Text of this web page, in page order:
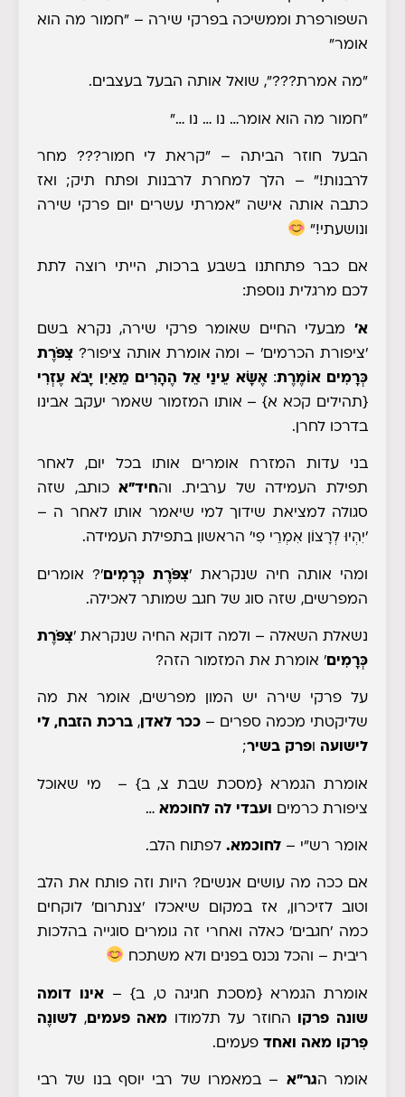
השפורפרת וממשיכה בפרקי שירה – "חמור מה הוא
אומר"
"מה אמרת???", שואל אותה הבעל בעצבים.
"חמור מה הוא אומר… נו … נו …"
הבעל חוזר הביתה – "קראת לי חמור??? מחר
לרבנות!" – הלך למחרת לרבנות ופתח תיק; ואז
כתבה אותה אישה "אמרתי עשרים יום פרקי שירה
ונושעתי!"
אם כבר פתחתנו בשבע ברכות, הייתי רוצה לתת
לכם מרגלית נוספת:
א' מבעלי החיים שאומר פרקי שירה, נקרא בשם
'ציפורת הכרמים' – ומה אומרת אותה ציפור? צִפֹּרֶת
כְּרָמִים אוֹמֶרֶת: אֶשָּׂא עֵינַי אֵל הֶהָרִים מֵאַיִן יָבֹא עֶזְרִי
{תהילים קכא א}– אותו המזמור שאמר יעקב אבינו
בדרכו לחרן.
בני עדות המזרח אומרים אותו בכל יום, לאחר
תפילת העמידה של ערבית. והחיד"אכותב, שזה
סגולה למציאת שידוך למי שיאמר אותו לאחר ה –
'יִהְיוּ לְרָצוֹן אִמְרֵי פִי' הראשון בתפילת העמידה.
ומהי אותה חיה שנקראת 'צִפֹּרֶת כְּרָמִים'? אומרים
המפרשים, שזה סוג של חגב שמותר לאכילה.
נשאלת השאלה – ולמה דוקא החיה שנקראת 'צִפֹּרֶת
כְּרָמִים' אומרת את המזמור הזה?
על פרקי שירה יש המון מפרשים, אומר את מה
שליקטתי מכמה ספרים – ככר לאדן , ברכת הזבח, לי
לישועה ופרק בשיר;
אומרת הגמרא {מסכת שבת צ, ב} – מי שאוכל
ציפורת כרמים
ועבדי לה לחוכמא …
אומר רש"י – לחוכמא. לפתוח הלב.
אם ככה מה עושים אנשים? היות וזה פותח את הלב
וטוב לזיכרון, אז במקום שיאכלו 'צנתרום' לוקחים
כמה 'חגבים' כאלה ואחרי זה גומרים סוגייה בהלכות
ריבית – והכל נכנס בפנים ולא משתכח
אומרת הגמרא{מסכת חגיגה ט, ב} – אינו דומה
שונה פרקו
החוזר על תלמודו מאה פעמים, לשונֶה
פִרקו מאה ואחד פעמים.
אומר הגר"א – במאמרו של רבי יוסף בנו של רבי